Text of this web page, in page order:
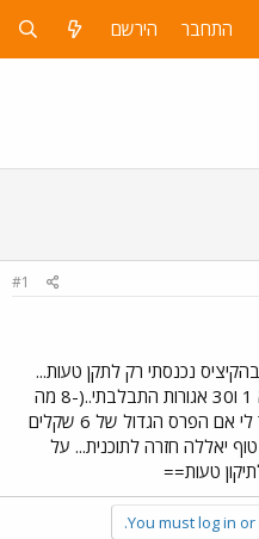
התחבר הירשם
#1
נכנסתי רק לתקן טעות...
מעכשיו אני מציע 1 ו-20 אגורות ולא 1 ו30 אגורות התבלבתי..(-8 מה
אני לא אנושי???? גם זה לא התחבר לי אם הפרס הגדול של 6 שקלים
טוף יאללה חזרה לתוכנית... על
טעות==
You must log in